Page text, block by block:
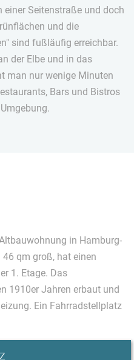
einer Seitenstraße und doch
und die
sind fußläufig erreichbar.
der Elbe und in das
man nur wenige Minuten
Bars und Bistros
in Hamburg-
qm groß, hat einen
1. Etage. Das
1910er Jahren erbaut und
Ein Fahrradstellplatz
ausgestattet. Zur